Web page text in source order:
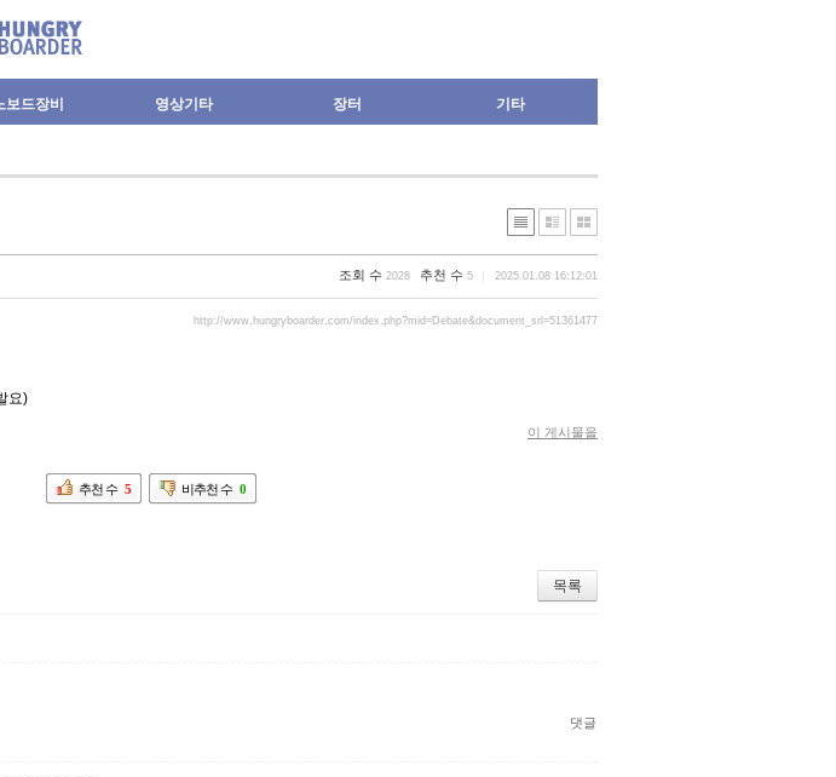
보드장비 영상기타 장터 기타
조회 수 2028 추천 수 5 2025.01.08 16:12:01
http://www.hungryboarder.com/index.php?mid=Debate&document_srl=51361477
요)
이 게시물을
추천 수 5 비추천 수 0
목록
댓글